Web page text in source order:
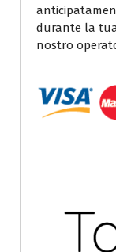
durante la
nostro